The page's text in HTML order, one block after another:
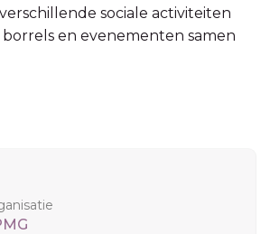
sociale activiteiten
borrels en evenementen samen